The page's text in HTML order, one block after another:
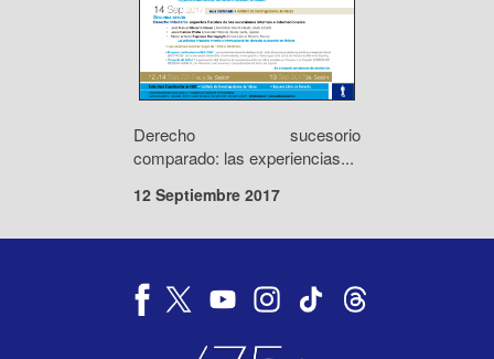
Derecho sucesorio
comparado: las experiencias...
12 Septiembre 2017